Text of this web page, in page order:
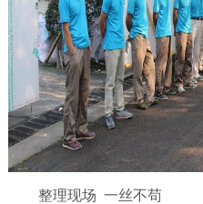
整理现场 一